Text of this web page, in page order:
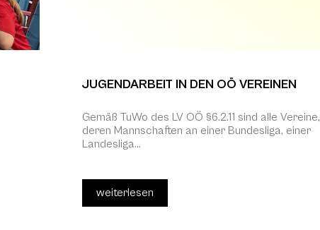
JUGENDARBEIT IN DEN OÖ VEREINEN
Gemäß TuWo des LV OÖ §6.2.11 sind alle Vereine,
deren Mannschaften an einer Bundesliga, einer
Landesliga...
weiterlesen